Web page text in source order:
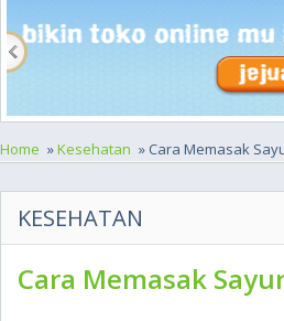
Home »Kesehatan » Cara Memasak
KESEHATAN
Cara Memasak